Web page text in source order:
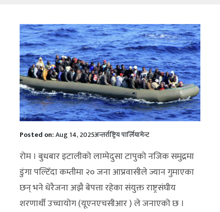
Posted on:Aug 14, 2025अन्तर्राष्ट्रिय पार्लियामेन्ट
रोम । बुधबार इटालीको लाम्पेदुसा टापुको नजिक समुद्रमा
डुंगा पल्टिँदा कम्तीमा २० जना आप्रवासीले ज्यान गुमाएका
छन् भने धेरैजना अझै बेपत्ता रहेका संयुक्त राष्ट्रसंघीय
शरणार्थी उच्चायोग (यूएनएचसीआर ) ले जनाएको छ ।